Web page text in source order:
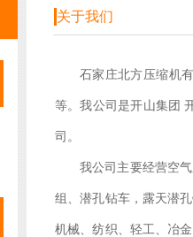
关于我们
石家庄北方压缩机
等。我公司是开山集团
司。
我公司主要经营空
组、潜孔钻车，露天潜
机械、纺织、轻工、冶